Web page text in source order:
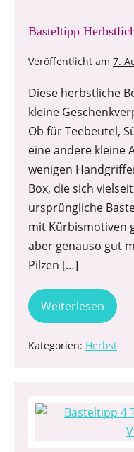
Basteltipp
Veröffentlicht am 7.
Diese herbstliche
kleine
Ob für Teebeutel,
eine andere kleine
wenigen
Box, die sich
ursprüngliche
mit Kürbismotiven
aber genauso gut
Pilzen […]
Weiterlesen
Kategorien: Herbst